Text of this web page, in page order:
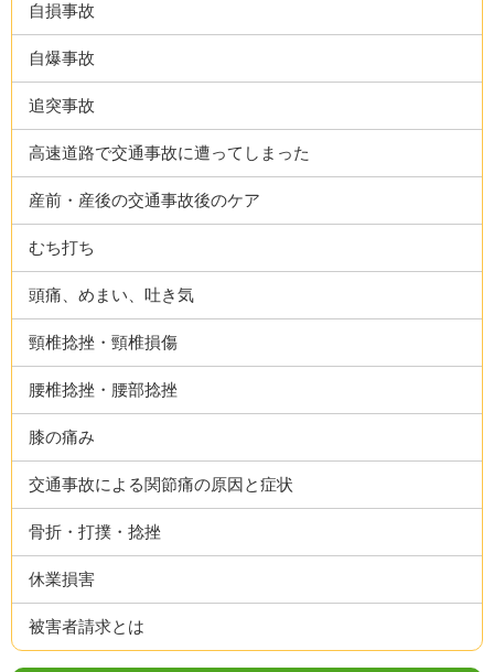
自損事故
自爆事故
追突事故
高速道路で交通事故に遭ってしまった
産前・産後の交通事故後のケア
むち打ち
頭痛、めまい、吐き気
頸椎捻挫・頸椎損傷
腰椎捻挫・腰部捻挫
膝の痛み
交通事故による関節痛の原因と症状
骨折・打撲・捻挫
休業損害
被害者請求とは